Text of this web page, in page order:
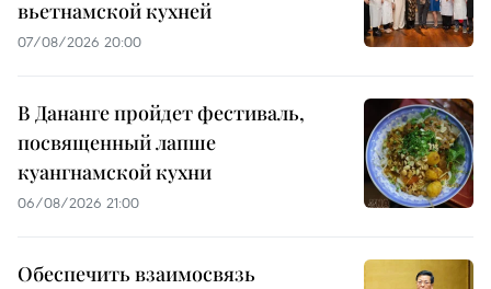
вьетнамской кухней
07/08/2026 20:00
В Дананге пройдет фестиваль,
посвященный лапше
куангнамской кухни
06/08/2026 21:00
Обеспечить взаимосвязь